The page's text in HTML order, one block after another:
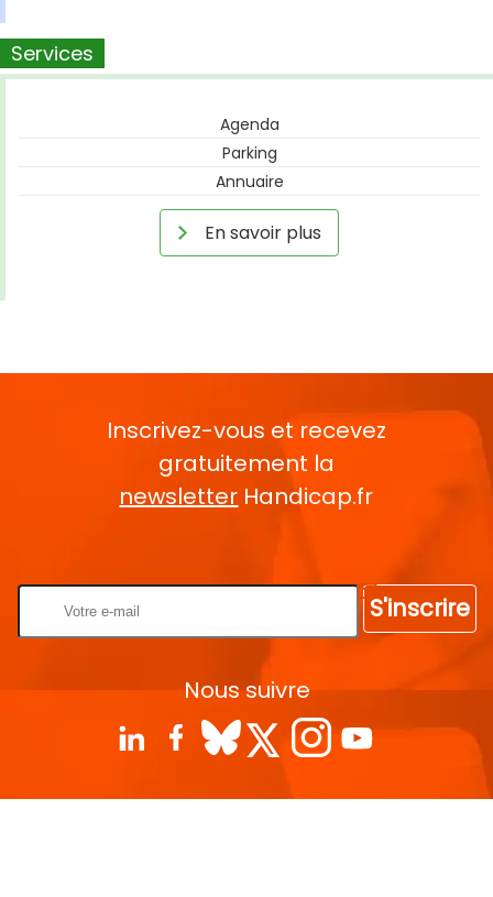
Services
Agenda
Parking
Annuaire
En savoir plus
Inscrivez-vous et recevez
gratuitement la
newsletter Handicap.fr
S'inscrire
Nous suivre